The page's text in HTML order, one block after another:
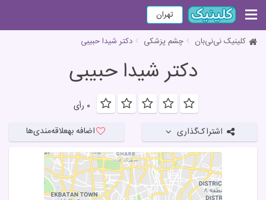
تهران
کلینیک نی‌نی‌بان چشم پزشکی دکتر شیدا حبیبی
دکتر شیدا حبیبی
۰ رأی
اشتراک‌گذاری اضافه بهعلاقه‌مندی‌ها